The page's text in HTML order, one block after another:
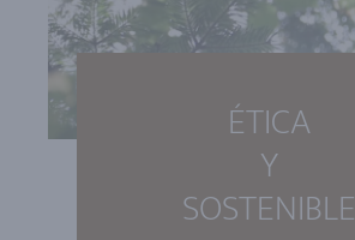
ÉTICA
Y
SOSTENIBLE